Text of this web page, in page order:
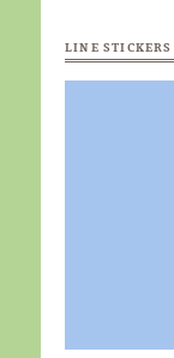
LINE STICKERS